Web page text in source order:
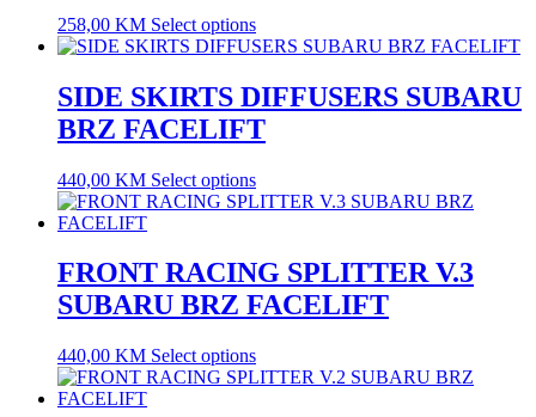
258,00 KM Select options
SIDE SKIRTS DIFFUSERS SUBARU
BRZ FACELIFT
440,00 KM Select options
FRONT RACING SPLITTER V.3
SUBARU BRZ FACELIFT
440,00 KM Select options